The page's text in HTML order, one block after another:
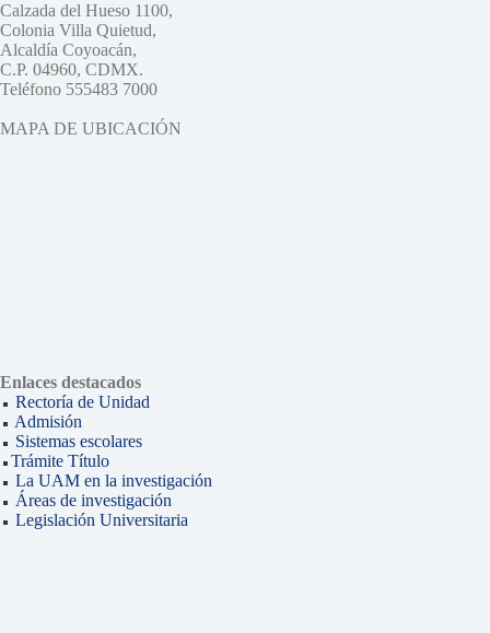
Calzada del Hueso 1100,
Colonia Villa Quietud,
Alcaldía Coyoacán,
C.P. 04960, CDMX.
Teléfono 555483 7000
MAPA DE UBICACIÓN
Enlaces destacados
Rectoría de Unidad
Admisión
Sistemas escolares
Trámite Título
La UAM en la investigación
Áreas de investigación
Legislación Universitaria